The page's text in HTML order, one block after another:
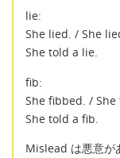
lie:
She lied. / She
She told a lie.
fib:
She fibbed. / She
She told a fib.
Mislead は悪意が